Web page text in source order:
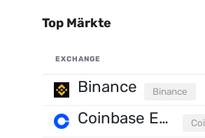
Top Märkte
EXCHANGE
Binance Binance
Coinbase Exchange